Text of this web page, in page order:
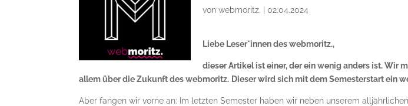
vonwebmoritz. |02.04.2024
Liebe Leser*innen des webmoritz.,
dieser Artikel ist einer, der ein wenig anders ist. Wir
allem über die Zukunft des webmoritz. Dieser wird sich mit dem Semesterstart ein
Aber fangen wir vorne an: Im letzten Semester haben wir neben unserem